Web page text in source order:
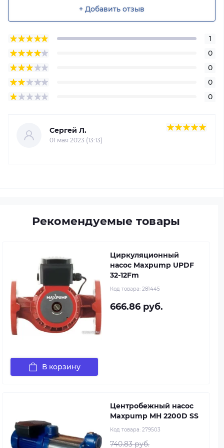
+ Добавить отзыв
1
0
0
0
0
Сергей Л.
01 мая 2023 (13:13)
Рекомендуемые товары
Циркуляционный
насос Maxpump UPDF
32-12Fm
Код товара: 281445
666.86 руб.
В корзину
Центробежный насос
Maxpump MH 2200D SS
Код товара: 279503
740.83 руб.